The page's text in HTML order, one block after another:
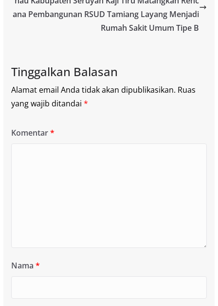
ana Pembangunan RSUD Tamiang Layang Menjadi
Rumah Sakit Umum Tipe B
Tinggalkan Balasan
Alamat email Anda tidak akan dipublikasikan. Ruas
yang wajib ditandai *
Komentar*
Nama *